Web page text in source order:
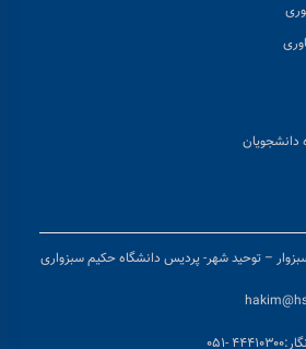
دانشجویان
– توحید شهر- پردیس دانشگاه حکیم سبزواری
-۰۵۱